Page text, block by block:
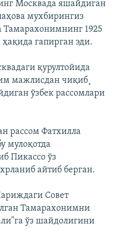
Москвада яшайдиган
мухбирингиз
Тамарахонимнинг 1925
гапирган эди.
қурултойида
мажлисдан чиқиб¸
ўзбек рассомлари
рассом Фатхилла
мулоқотда
Пикассо ўз
айтиб берган.
Совет
Тамарахонимни
ўз шайдолигини